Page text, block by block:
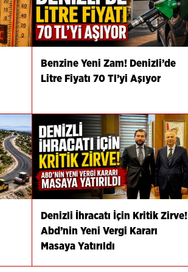
Benzine Yeni Zam! Denizli’de
Litre Fiyatı 70 Tl’yi Aşıyor
Denizli İhracatı İçin Kritik Zirve!
Abd’nin Yeni Vergi Kararı
Masaya Yatırıldı